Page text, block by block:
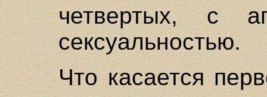
четвертых, с
сексуальностью.
Что касается